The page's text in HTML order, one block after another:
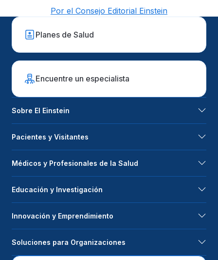
Por el Consejo Editorial Einstein
Planes de Salud
Encuentre un especialista
Sobre El Einstein
Pacientes y Visitantes
Médicos y Profesionales de la Salud
Educación y Investigación
Innovación y Emprendimiento
Soluciones para Organizaciones